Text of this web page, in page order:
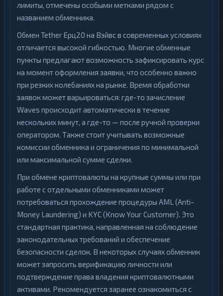
лимиты, отмечены особыми метками рядом с
названием обменника.
Обмен Tether Ерц20 на Вэйвс в современных условиях
отличается высокой гибкостью. Многие обменные
пункты предлагают возможность зафиксировать курс
на момент оформления заявки, что особенно важно
при резких колебаниях на рынке. Время обработки
заявок может варьироваться: где-то зачисление
Waves происходит автоматически в течение
нескольких минут, а где-то — после ручной проверки
оператором. Также стоит учитывать возможные
комиссии обменника и ограничения по минимальной
или максимальной сумме сделки.
При обмене криптовалюты на крупные суммы или при
работе с отдельными обменниками может
потребоваться прохождение процедуры AML (Anti-
Money Laundering) и KYC (Know Your Customer). Это
стандартная практика, направленная на соблюдение
законодательных требований и обеспечение
безопасности сделок. В некоторых случаях обменник
может запросить верификацию личности или
подтверждение права владения криптовалютными
активами. Рекомендуется заранее ознакомиться с